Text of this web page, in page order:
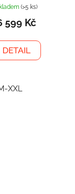
(>5 ks)
599 Kč
DETAIL
XXL